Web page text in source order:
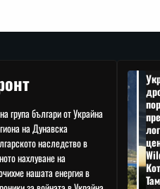
група българи от Украйна
на Дунавска
наследство в
нахлуване на
нашата енергия в